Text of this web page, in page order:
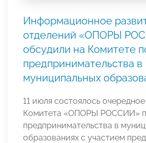
Информационное
отделений «ОПОРЫ
обсудили на Комитете
предпринимательства в
муниципальных
11 июля состоялось
Комитета «ОПОРЫ РОССИИ»
предпринимательства в
образованиях с участием